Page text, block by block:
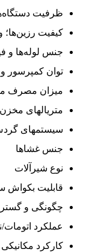
ظرفیت
کیفیت رزین‌ها؛
جنس لوله‌ها و
توان کمپرسور
میزان مصرف
متریالهای
سیستمهای
جنس غشاها
نوع شیرآلات
قابلیت بکواش
چگونگی و
عملکرد
کارکرد